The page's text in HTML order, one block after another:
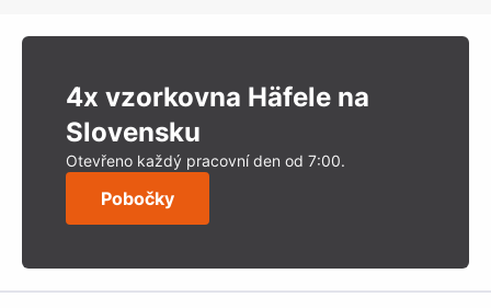
4x vzorkovna Häfele na
Slovensku
Otevřeno každý pracovní den od 7:00.
Pobočky